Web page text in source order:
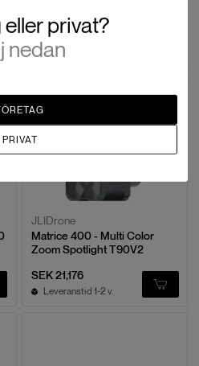
(M350 med extra fäste)
SEK 12,820
Leveranstid 1-2 v.
JLIDrone
Matrice 400 - Multi Color
Zoom Spotlight T90V2
SEK 21,176
Leveranstid 1-2 v.
privat?
nedan
PRIVAT